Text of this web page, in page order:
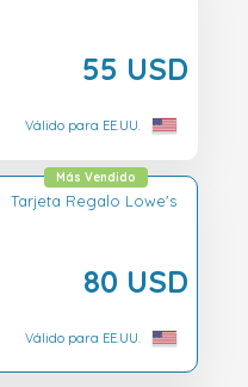
55 USD
Válido para EE.UU.
Tarjeta Regalo Lowe's
80 USD
Más Vendido
Válido para EE.UU.